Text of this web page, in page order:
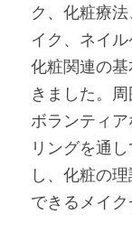
ク、化粧療
イク、ネイ
化粧関連の
きました。
ボランティ
リングを通
し、化粧の
できるメイク